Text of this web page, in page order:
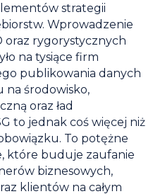
strategii
Wprowadzenie
oraz rygorystycznych
na tysiące firm
publikowania danych
na środowisko,
oraz ład
to jednak coś więcej niż
To potężne
które buduje zaufanie
biznesowych,
klientów na całym